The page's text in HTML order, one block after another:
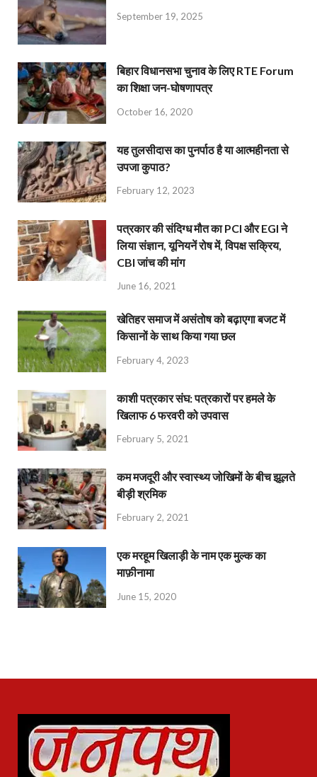
September 19, 2025
बिहार विधानसभा चुनाव के लिए RTE Forum
का शिक्षा जन-घोषणापत्र
October 16, 2020
यह तुलसीदास का पुनर्पाठ है या आत्महीनता से
उपजा कुपाठ?
February 12, 2023
पत्रकार की संदिग्ध मौत का PCI और EGI ने
लिया संज्ञान, यूनियनें रोष में, विपक्ष सक्रिय,
CBI जांच की मांग
June 16, 2021
खेतिहर समाज में असंतोष को बढ़ाएगा बजट में
किसानों के साथ किया गया छल
February 4, 2023
काशी पत्रकार संघ: पत्रकारों पर हमले के
खिलाफ 6 फरवरी को उपवास
February 5, 2021
कम मजदूरी और स्वास्थ्य जोखिमों के बीच झूलते
बीड़ी श्रमिक
February 2, 2021
एक मरहूम खिलाड़ी के नाम एक मुल्क का
माफ़ीनामा
June 15, 2020